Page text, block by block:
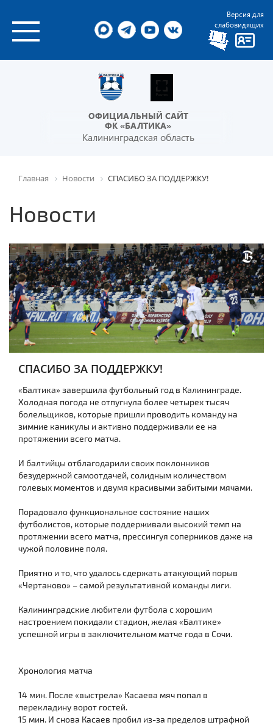
Версия для
слабовидящих
ОФИЦИАЛЬНЫЙ САЙТ
ФК «БАЛТИКА»
Калининградская область
Главная Новости СПАСИБО ЗА ПОДДЕРЖКУ!
Новости
СПАСИБО ЗА ПОДДЕРЖКУ!
«Балтика» завершила футбольный год в Калининграде.
Холодная погода не отпугнула более четырех тысяч
болельщиков, которые пришли проводить команду на
зимние каникулы и активно поддерживали ее на
протяжении всего матча.
И балтийцы отблагодарили своих поклонников
безудержной самоотдачей, солидным количеством
голевых моментов и двумя красивыми забитыми мячами.
Порадовало функциональное состояние наших
футболистов, которые поддерживали высокий темп на
протяжении всего матча, прессингуя соперников даже на
чужой половине поля.
Приятно и то, что удалось сдержать атакующий порыв
«Чертаново» – самой результативной команды лиги.
Калининградские любители футбола с хорошим
настроением покидали стадион, желая «Балтике»
успешной игры в заключительном матче года в Сочи.
Хронология матча
14 мин. После «выстрела» Касаева мяч попал в
перекладину ворот гостей.
15 мин. И снова Касаев пробил из-за пределов штрафной